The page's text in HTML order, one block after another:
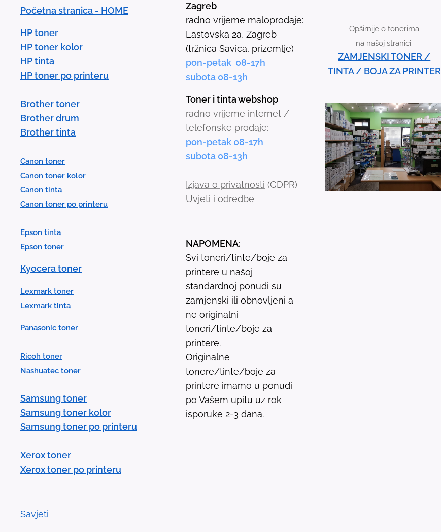
w
s
o
s
e
l
e
c
Početna stranica - HOME
HP toner
HP toner kolor
HP tinta
HP toner po printeru
Brother toner
Brother drum
Brother tinta
Canon toner
Canon toner kolor
Canon tinta
Canon toner po printeru
Epson tinta
Epson toner
Kyocera toner
Lexmark toner
Lexmark tinta
Panasonic toner
Ricoh toner
Nashuatec toner
Samsung toner
Samsung toner kolor
Samsung toner po printeru
Xerox toner
Xerox toner po printeru
Savjeti
Zagreb
radno vrijeme maloprodaje:
Lastovska 2a, Zagreb
(tržnica Savica, prizemlje)
pon-petak 08-17h
subota 08-13h
Toner i tinta webshop
radno vrijeme internet /
telefonske prodaje:
pon-petak 08-17h
subota 08-13h
Izjava o privatnosti (GDPR)
Uvjeti i odredbe
NAPOMENA:
Svi toneri/tinte/boje za
printere u našoj
standardnoj ponudi su
zamjenski ili obnovljeni a
ne originalni
toneri/tinte/boje za
printere.
Originalne
tonere/tinte/boje za
printere imamo u ponudi
po Vašem upitu uz rok
isporuke 2-3 dana.
Opširnije o tonerima
na našoj stranici:
ZAMJENSKI TONER /
TINTA / BOJA ZA PRINTER